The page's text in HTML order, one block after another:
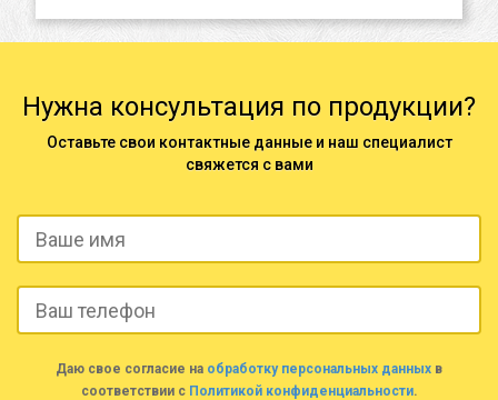
Нужна консультация по продукции?
Оставьте свои контактные данные и наш специалист
свяжется с вами
Даю свое согласие на обработку персональных данных в
соответствии с Политикой конфиденциальности.